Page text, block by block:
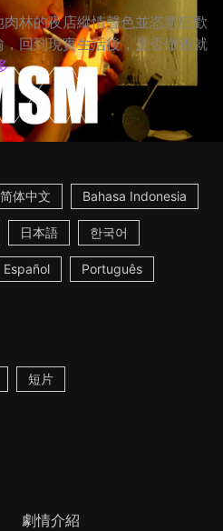
林的夜店縱情聲色並恣意狂歡
回到現實生活後，是否做過就
简体中文 Bahasa Indonesia
日本語 한국어
Español Português
短片
劇情介紹